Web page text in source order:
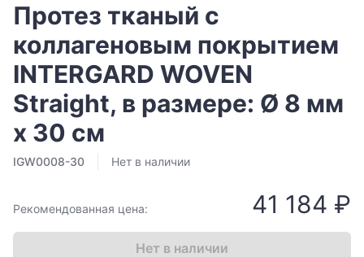
Протез тканый с
коллагеновым покрытием
INTERGARD WOVEN
Straight, в размере: Ø 8 мм
х 30 см
IGW0008-30 Нет в наличии
Рекомендованная цена: 41 184 ₽
Нет в наличии